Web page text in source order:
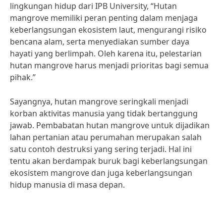
lingkungan hidup dari IPB University, “Hutan
mangrove memiliki peran penting dalam menjaga
keberlangsungan ekosistem laut, mengurangi risiko
bencana alam, serta menyediakan sumber daya
hayati yang berlimpah. Oleh karena itu, pelestarian
hutan mangrove harus menjadi prioritas bagi semua
pihak.”
Sayangnya, hutan mangrove seringkali menjadi
korban aktivitas manusia yang tidak bertanggung
jawab. Pembabatan hutan mangrove untuk dijadikan
lahan pertanian atau perumahan merupakan salah
satu contoh destruksi yang sering terjadi. Hal ini
tentu akan berdampak buruk bagi keberlangsungan
ekosistem mangrove dan juga keberlangsungan
hidup manusia di masa depan.